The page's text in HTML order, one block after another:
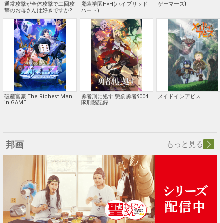
通常攻撃が全体攻撃で二回攻
撃のお母さんは好きですか?
破産富豪 The Richest Man
in GAME
魔装学園H×H(ハイブリッド
ハート)
勇者刑に処す 懲罰勇者9004
隊刑務記録
ゲーマーズ!
メイドインアビス
邦画 もっと見る